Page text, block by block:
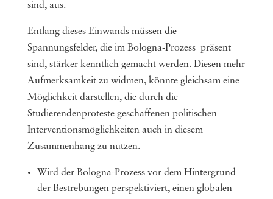
sind, aus.
Entlang dieses Einwands müssen die
Spannungsfelder, die im Bologna-Prozess präsent
sind, stärker kenntlich gemacht werden. Diesen mehr
Aufmerksamkeit zu widmen, könnte gleichsam eine
Möglichkeit darstellen, die durch die
Studierendenproteste geschaffenen politischen
Interventionsmöglichkeiten auch in diesem
Zusammenhang zu nutzen.
Wird der Bologna-Prozess vor dem Hintergrund
der Bestrebungen perspektiviert, einen globalen